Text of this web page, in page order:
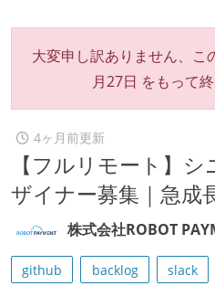
大変申し訳ありません、こ
月27日 をもって
4ヶ月前更新
【フルリモート】
ザイナー募集｜急成
株式会社ROBOT
github backlog slack